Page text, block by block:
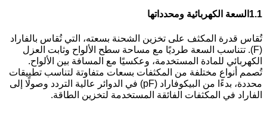
1.1 السعة الكهربائية ومحدداتها
تُقاس قدرة المكثف على تخزين الشحنة بسعته، التي تُقاس بالفاراد
(F). تتناسب السعة طرديًا مع مساحة سطح الألواح وثابت العزل
الكهربائي للمادة المستخدمة، وعكسيًا مع المسافة بين الألواح.
تُصمم أنواع مختلفة من المكثفات بسعات متفاوتة لتناسب تطبيقات
محددة، بدءًا من البيكوفاراد (pF) في الدوائر عالية التردد وصولًا إلى
الفاراد في المكثفات الفائقة المستخدمة لتخزين الطاقة.